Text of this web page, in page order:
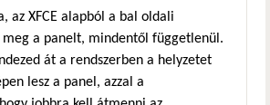
az XFCE alapból a bal oldali
a panelt, mindentől függetlenül.
át a rendszerben a helyzetet
lesz a panel, azzal a